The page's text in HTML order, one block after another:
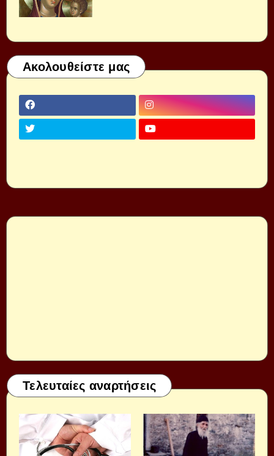
Ακολουθείστε μας
Τελευταίες αναρτήσεις